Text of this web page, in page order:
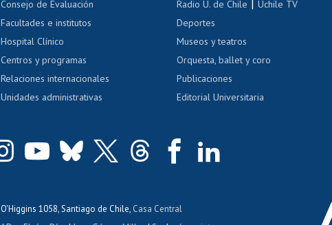
Postulación al AUCAI
Tarjeta TUI Acoso laboral, sexual y violencia
Consejo de Evaluación
Facultades e institutos
Hospital Clínico
Centros y programas
Relaciones internacionales
Unidades administrativas
Radio U. de Chile |Uchile TV
Deportes
Museos y teatros
Orquesta, ballet y coro
Publicaciones
Editorial Universitaria
1058, Santiago de Chile, Casa Central